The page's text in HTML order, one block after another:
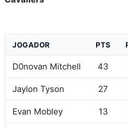
JOGADOR PTS
D0novan Mitchell 43
Jaylon Tyson 27
Evan Mobley 13